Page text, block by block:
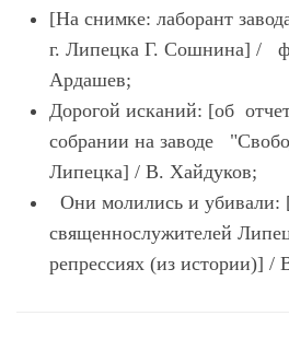
[На снимке: лаборант
г. Липецка Г. Сошнина] /
Ардашев;
Дорогой исканий: [об
собрании на заводе
Липецка] / В. Хайдуков;
Они молились и убивали:
священнослужителей
репрессиях (из истории)] /